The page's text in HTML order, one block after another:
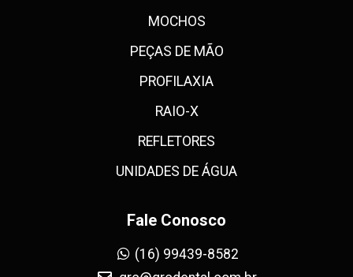
MOCHOS
PEÇAS DE MÃO
PROFILAXIA
RAIO-X
REFLETORES
UNIDADES DE ÁGUA
Fale Conosco
(16) 99439-8582